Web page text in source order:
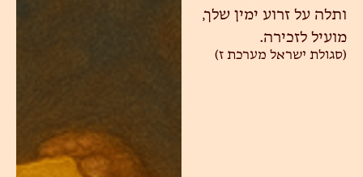
ותלה על זרוע ימין שלך,
מועיל לזכירה.
(סגולת ישראל מערכת ז)